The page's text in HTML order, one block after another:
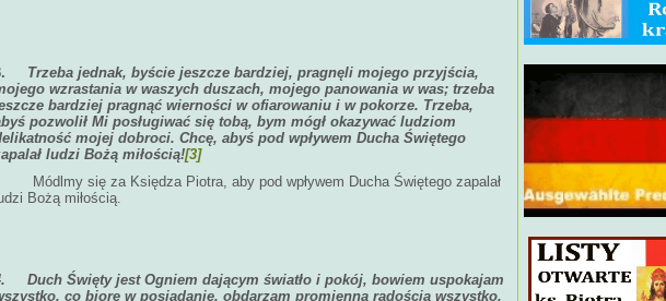
Trzeba jednak, byście jeszcze bardziej, pragnęli mojego przyjścia,
wzrastania w waszych duszach, mojego panowania w was; trzeba
bardziej pragnąć wierności w ofiarowaniu i w pokorze. Trzeba,
pozwolił Mi posługiwać się tobą, bym mógł okazywać ludziom
mojej dobroci. Chcę, abyś pod wpływem Ducha Świętego
ludzi Bożą miłością![3]
się za Księdza Piotra, aby pod wpływem Ducha Świętego zapalał
Bożą miłością.
Duch Święty jest Ogniem dającym światło i pokój, bowiem uspokajam
co biorę w posiadanie, obdarzam promienną radością wszystko,